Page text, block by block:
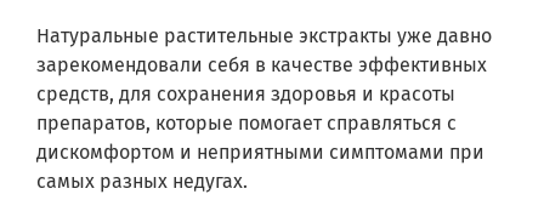
Натуральные растительные экстракты уже давно
зарекомендовали себя в качестве эффективных
средств, для сохранения здоровья и красоты
препаратов, которые помогает справляться с
дискомфортом и неприятными симптомами при
самых разных недугах.